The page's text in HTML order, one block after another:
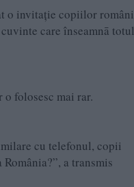
o invitație copiilor români
care înseamnā totul
folosesc mai rar.
cu telefonul, copii
a transmis